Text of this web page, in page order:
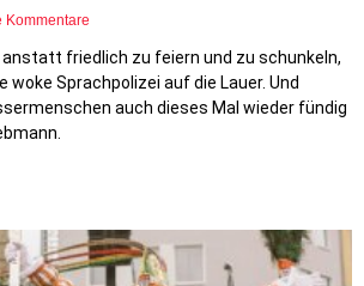
Kommentare
anstatt friedlich zu feiern und zu schunkeln,
woke Sprachpolizei auf die Lauer. Und
auch dieses Mal wieder fündig